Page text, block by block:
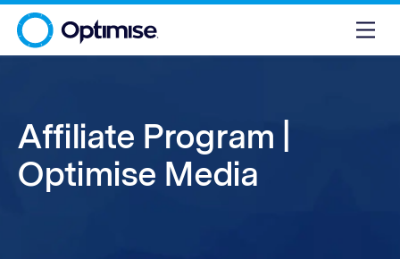
Affiliate Program |
Optimise Media